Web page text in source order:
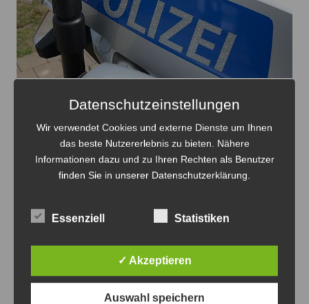
Schwerpunktkontrollen vorgenommen - Foto: JPH
Polizeiliche Schwerpunktkontrolle von
Fahrrädern und E-Scootern
10. August 2026 0
Datenschutzeinstellungen
Wir verwendet Cookies und externe Dienste um Ihnen
das beste Nutzererlebnis zu bieten. Nähere
Informationen dazu und zu Ihren Rechten als Benutzer
finden Sie in unserer Datenschutzerklärung.
Essenziell Statistiken
✓ Akzeptieren
Auswahl speichern